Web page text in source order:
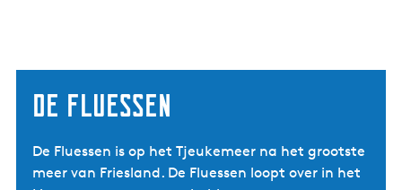
De Fluessen
De Fluessen is op het Tjeukemeer na het grootste
meer van Friesland. De Fluessen loopt over in het